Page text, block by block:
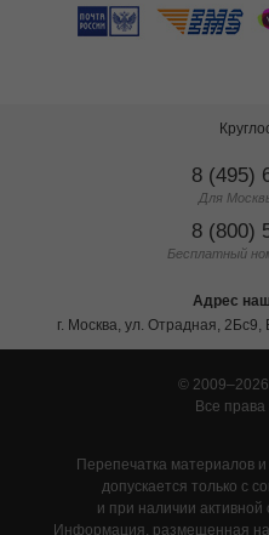
8 (495)
Для
8 (800)
Бесплатный
Адрес
г. Москва, ул. Отрадная,
© 2009–2026
Все
Перепечатка материалов
допускается только с
и при наличии
Информация, размещенная на